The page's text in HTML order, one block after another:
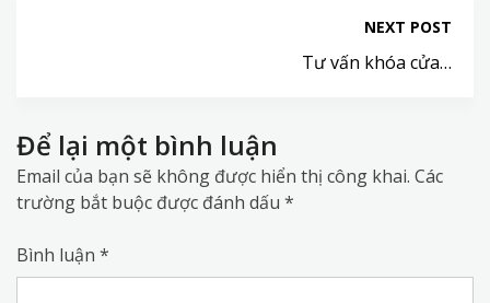
NEXT POST
Tư vấn khóa cửa…
Để lại một bình luận
Email của bạn sẽ không được hiển thị công khai. Các
trường bắt buộc được đánh dấu *
Bình luận *